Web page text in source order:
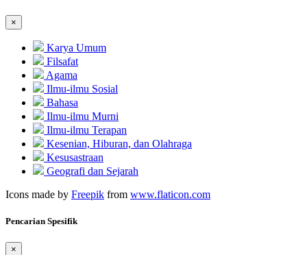
×
Karya Umum
Filsafat
Agama
Ilmu-ilmu Sosial
Bahasa
Ilmu-ilmu Murni
Ilmu-ilmu Terapan
Kesenian, Hiburan, dan Olahraga
Kesusastraan
Geografi dan Sejarah
Icons made by Freepik from www.flaticon.com
Pencarian Spesifik
×